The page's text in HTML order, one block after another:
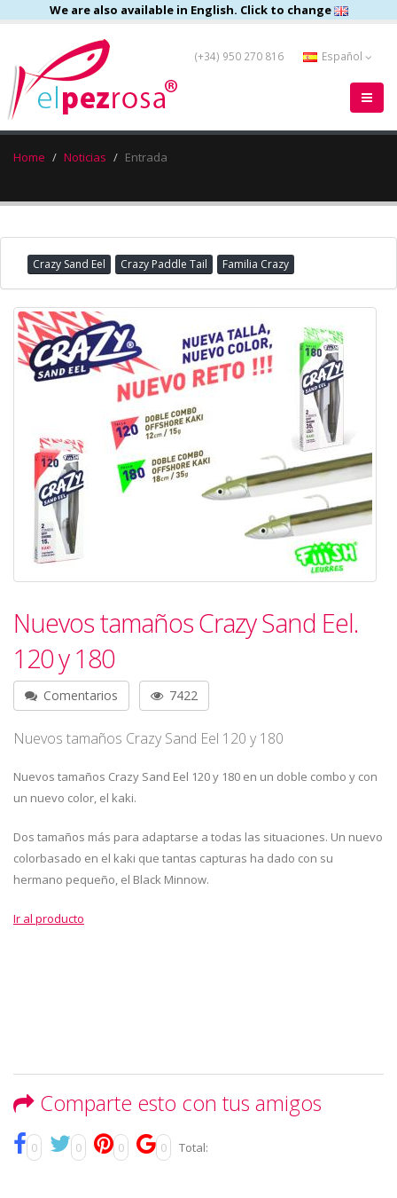
We are also available in English. Click to change
(+34) 950 270 816 Español
Home Noticias Entrada
Crazy Sand Eel Crazy Paddle Tail Familia Crazy
Nuevos tamaños Crazy Sand Eel.
120 y 180
Comentarios 7422
Nuevos tamaños Crazy Sand Eel 120 y 180
Nuevos tamaños Crazy Sand Eel 120 y 180 en un doble combo y con
un nuevo color, el kaki.
Dos tamaños más para adaptarse a todas las situaciones. Un nuevo
colorbasado en el kaki que tantas capturas ha dado con su
hermano pequeño, el Black Minnow.
Ir al producto
Comparte esto con tus amigos
0 0 0 0 Total: